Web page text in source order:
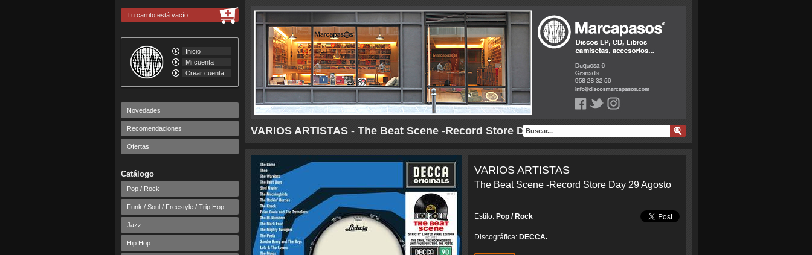
VARIOS ARTISTAS - The Beat Scene -Record Store Day 29...
Tu carrito está vacío
Inicio
Mi cuenta
Crear cuenta
Novedades
Recomendaciones
Ofertas
Catálogo
Pop / Rock
Funk / Soul / Freestyle / Trip Hop
Jazz
Hip Hop
VARIOS ARTISTAS
The Beat Scene -Record Store Day 29 Agosto
Estilo: Pop / Rock
Discográfica: DECCA.